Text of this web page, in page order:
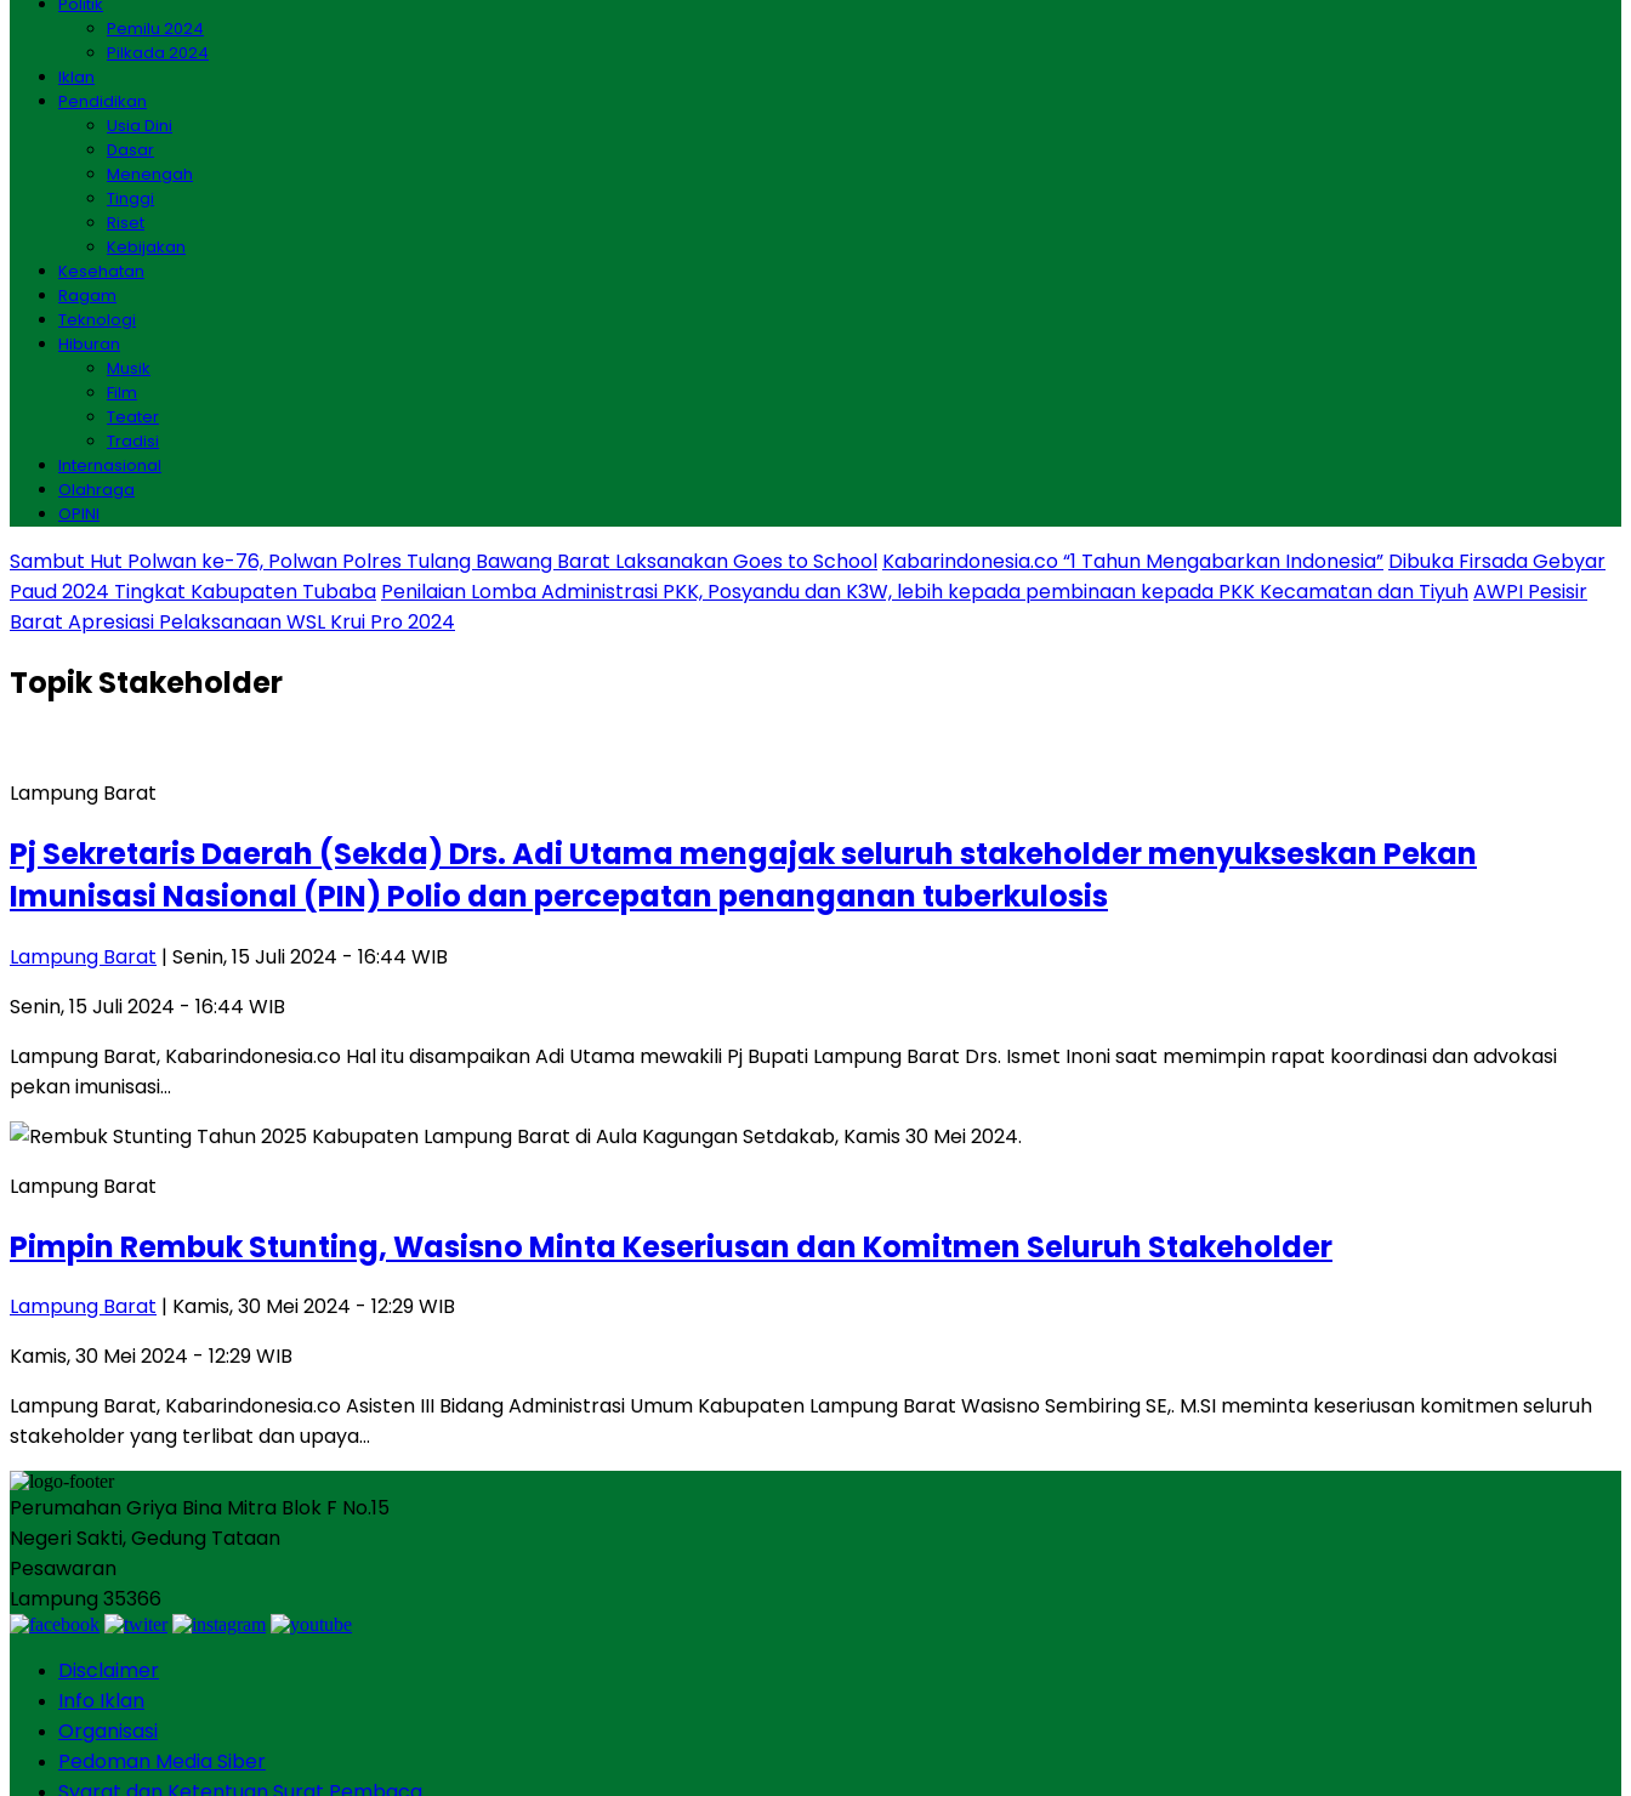
Pemilu 2024
Pilkada 2024
Iklan
Pendidikan
Usia Dini
Dasar
Menengah
Tinggi
Riset
Kebijakan
Kesehatan
Ragam
Teknologi
Hiburan
Musik
Film
Teater
Tradisi
Internasional
Olahraga
OPINI
Sambut Hut Polwan ke-76, Polwan Polres Tulang Bawang Barat Laksanakan Goes to School Kabarindonesia.co “1 Tahun Mengabarkan Indonesia” Dibuka Firsada Gebyar
Paud 2024 Tingkat Kabupaten Tubaba Penilaian Lomba Administrasi PKK, Posyandu dan K3W, lebih kepada pembinaan kepada PKK Kecamatan dan TiyuhAWPI Pesisir
Barat Apresiasi Pelaksanaan WSL Krui Pro 2024
TopikStakeholder
Lampung Barat
Pj Sekretaris Daerah (Sekda) Drs. Adi Utama mengajak seluruh stakeholder menyukseskan Pekan
Imunisasi Nasional (PIN) Polio dan percepatan penanganan tuberkulosis
Lampung Barat | Senin, 15 Juli 2024 - 16:44 WIB
Senin, 15 Juli 2024 - 16:44 WIB
Lampung Barat, Kabarindonesia.co Hal itu disampaikan Adi Utama mewakili Pj Bupati Lampung Barat Drs. Ismet Inoni saat memimpin rapat koordinasi dan advokasi
pekan imunisasi…
Lampung Barat
Pimpin Rembuk Stunting, Wasisno Minta Keseriusan dan Komitmen Seluruh Stakeholder
Lampung Barat | Kamis, 30 Mei 2024 - 12:29 WIB
Kamis, 30 Mei 2024 - 12:29 WIB
Lampung Barat, Kabarindonesia.co Asisten III Bidang Administrasi Umum Kabupaten Lampung Barat Wasisno Sembiring SE,. M.SI meminta keseriusan komitmen seluruh
stakeholder yang terlibat dan upaya…
Perumahan Griya Bina Mitra Blok F No.15
Negeri Sakti, Gedung Tataan
Pesawaran
Lampung 35366
Disclaimer
Info Iklan
Organisasi
Pedoman Media Siber